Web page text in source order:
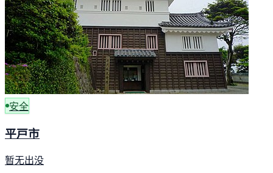
安全
平戸市
暂无出没